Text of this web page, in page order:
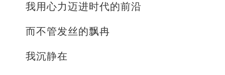
我用心力迈进时代的前沿
而不管发丝的飘冉
我沉静在